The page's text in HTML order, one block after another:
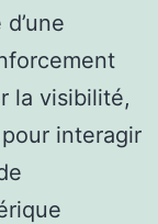
la visibilité,
interagir